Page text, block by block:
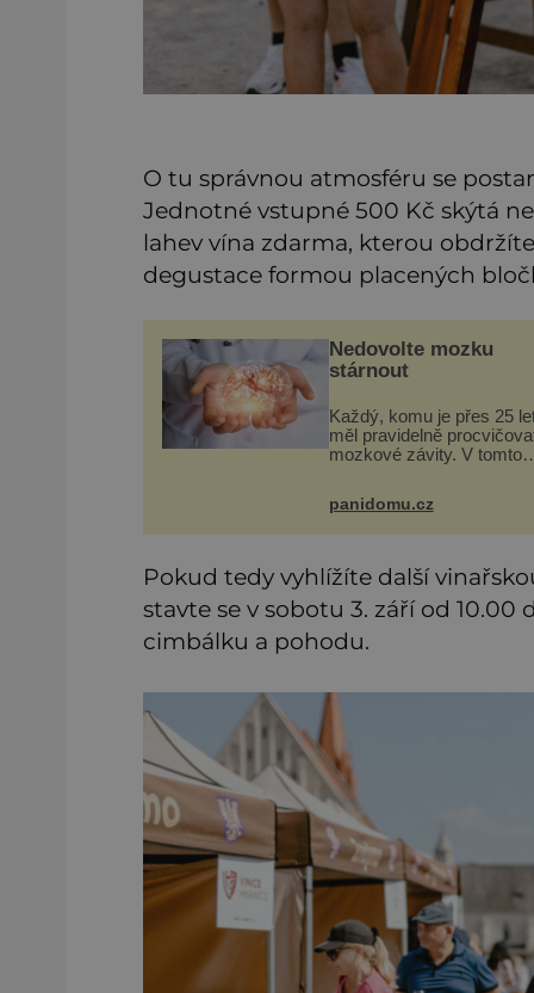
O tu správnou atmosféru se
Jednotné vstupné 500 Kč skýtá
lahev vína zdarma, kterou
degustace formou placených
Nedovolte mozku
stárnout
Každý, komu je přes 25
měl pravidelně
mozkové závity. V tomto
problém vzpomenout si na
jméno kolegy z práce.
panidomu.cz
Pokud tedy vyhlížíte další
stavte se v sobotu 3. září od 10.00
cimbálku a pohodu.